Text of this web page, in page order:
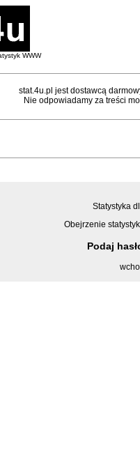
WWW
stat.4u.pl jest dostawcą
Nie odpowiadamy za treści
Statystyka
Obejrzenie
Podaj